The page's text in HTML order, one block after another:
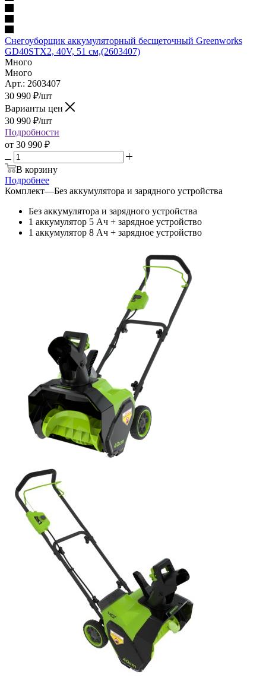
Снегоуборщик аккумуляторный бесщеточный Greenworks
GD40STX2, 40V, 51 см,(2603407)
Много
Много
Арт.: 2603407
30 990 ₽/шт
Варианты цен
30 990 ₽/шт
Подробности
от 30 990 ₽
В корзину
Подробнее
Комплект—Без аккумулятора и зарядного устройства
Без аккумулятора и зарядного устройства
1 аккумулятор 5 Ач + зарядное устройство
1 аккумулятор 8 Ач + зарядное устройство